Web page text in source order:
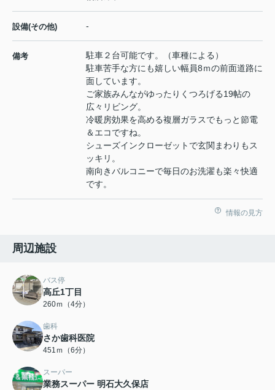
設備(その他) -
備考
駐車２台可能です。（車種による）
駐車苦手な方にも嬉しい幅員8ｍの前面道路に
面しています。
ご家族みんながゆったりくつろげる19帖の
広々リビング。
冷暖房効果を高める複層ガラスでもっと節電
＆エコですね。
シューズインクローゼットで玄関まわりもス
ッキリ。
南向きバルコニーで毎日のお洗濯も楽々快適
です。
情報の見方
周辺施設
バス停
高丘1丁目
260ｍ（4分）
歯科
さか歯科医院
451ｍ（6分）
スーパー
業務スーパー 明石大久保店